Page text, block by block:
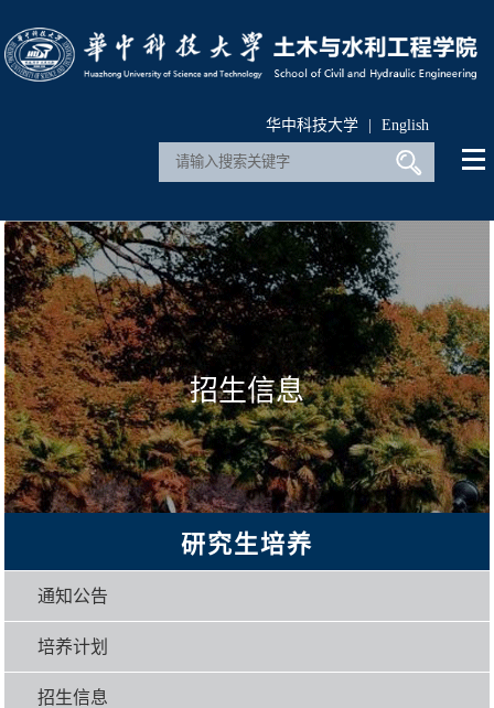
华中科技大学 | English
招生信息
研究生培养
通知公告
培养计划
招生信息